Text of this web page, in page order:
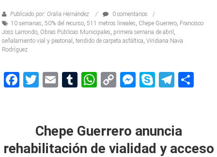
Publicado por: Oralia Hernández
0 comentarios
10 semanas 50% del recurso 511 metros lineales Chepe Guerrero Francisco
Joss Larrondo Obras Públicas Municipales primera semana de abril
señalamiento vial y peatonal
,tendido de carpeta asfáltica ,Viridiana Nava
Rodríguez
Facebook
Twitter
EmailTumblr
WhatsApp
CopyMessenger
Skype
Chepe Guerrero anuncia
rehabilitación de vialidad y acceso